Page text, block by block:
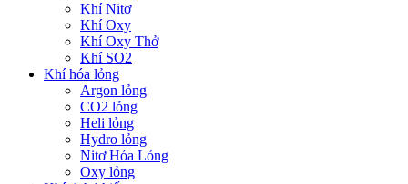
Khí Nitơ
Khí Oxy
Khí Oxy Thở
Khí SO2
Khí hóa lỏng
Argon lỏng
CO2 lỏng
Heli lỏng
Hydro lỏng
Nitơ Hóa Lỏng
Oxy lỏng